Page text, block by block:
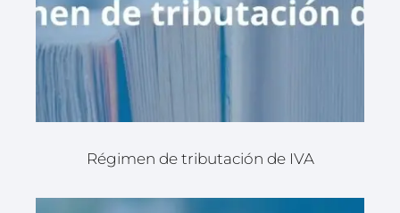
Régimen de tributación de IVA